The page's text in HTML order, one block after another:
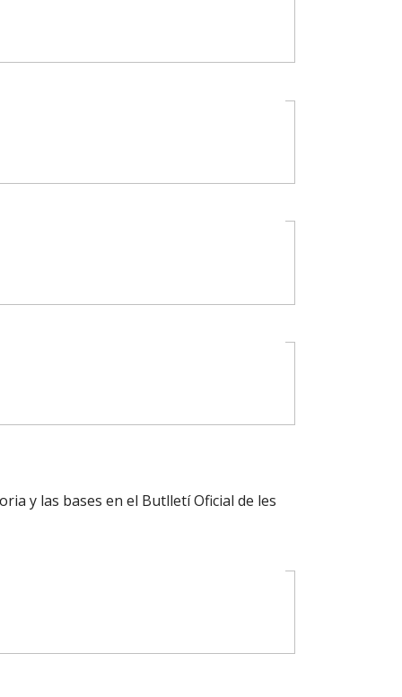
y las bases en el Butlletí Oficial de les